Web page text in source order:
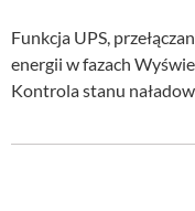
Funkcja UPS,
energii w fazach
Kontrola stanu